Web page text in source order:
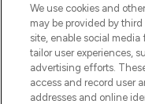
beste
make-up van
Shop
We use cookies and
may be provided by
site, enable social
tailor user experiences,
advertising efforts.
access and record user
addresses and online